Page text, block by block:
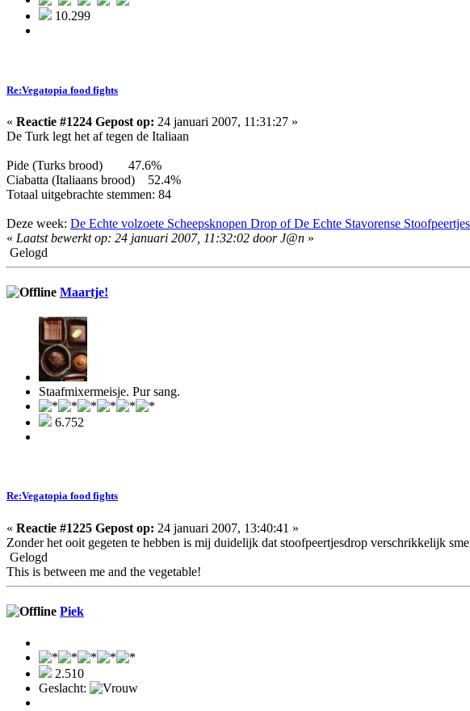
10.299
Re:Vegatopia food fights
« Reactie #1224 Gepost op: 24 januari 2007, 11:31:27 »
De Turk legt het af tegen de Italiaan
Pide (Turks brood) 47.6%
Ciabatta (Italiaans brood) 52.4%
Totaal uitgebrachte stemmen: 84
Deze week: De Echte volzoete Scheepsknopen Drop of De Echte Stavorense
« Laatst bewerkt op: 24 januari 2007, 11:32:02 door J@n »
Gelogd
Maartje!
Staafmixermeisje. Pur sang.
6.752
Re:Vegatopia food fights
« Reactie #1225 Gepost op: 24 januari 2007, 13:40:41 »
Zonder het ooit gegeten te hebben is mij duidelijk dat stoofpeertjesdrop verschrikkelijk
Gelogd
This is between me and the vegetable!
Piek
2.510
Geslacht: